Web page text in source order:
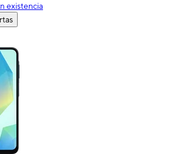
existencia